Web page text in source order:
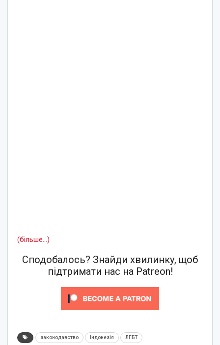
(більше…)
Сподобалось? Знайди хвилинку, щоб
підтримати нас на Patreon!
законодавство Індонезія ЛГБТ